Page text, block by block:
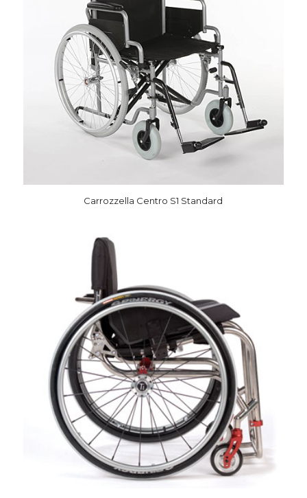
Carrozzella Centro S1 Standard